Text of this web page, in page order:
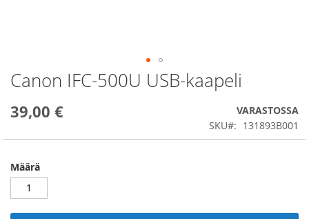
Canon IFC-500U USB-kaapeli
39,00 €
VARASTOSSA
SKU
131893B001
Määrä
Skip
to
beginning
the
gallery